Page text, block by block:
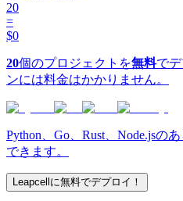
20
=
$0
20個のプロジェクトを無料で
ンには料金はかかりません。
Python、Go、Rust、Node.jsの
できます。
Leapcellに無料でデプロイ！